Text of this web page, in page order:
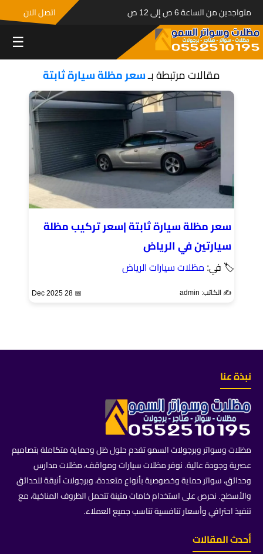
متواجدين من الساعة 6 ص إلى 12 ص اتصل الان
☰
مقالات مرتبطة بـسعر مظلة سيارة ثابتة
سعر مظلة سيارة ثابتة |سعر تركيب مظلة
سيارتين في الرياض
🏷 في: مظلات سيارات الرياض
✍️ الكاتب: admin 📅 28 Dec 2025
نبذة عنا
مظلات وسواتر وبرجولات السمو تقدم حلول ظل وحماية متكاملة بتصاميم
عصرية وجودة عالية. نوفر مظلات سيارات ومواقف، مظلات مدارس
وحدائق، سواتر حماية وخصوصية بأنواع متعددة، وبرجولات أنيقة للحدائق
والأسطح. نحرص على استخدام خامات متينة تتحمل الظروف المناخية، مع
تنفيذ احترافي وأسعار تنافسية تناسب جميع العملاء.
أحدث المقالات